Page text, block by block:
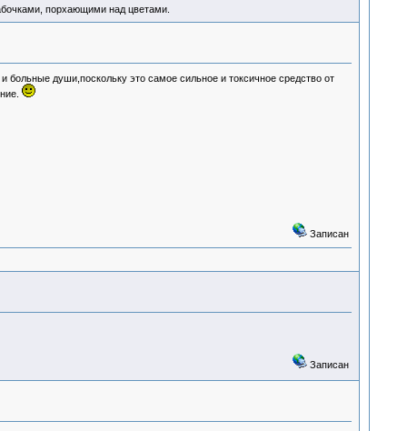
порхающими над цветами.
души,поскольку это самое сильное и токсичное средство от
Записан
Записан